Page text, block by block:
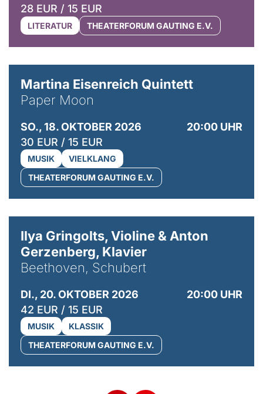
28 EUR / 15 EUR
LITERATUR THEATERFORUM GAUTING E.V.
Martina Eisenreich Quintett
Paper Moon
SO., 18. OKTOBER 2026
20:00 UHR
30 EUR / 15 EUR
MUSIK
VIELKLANG
THEATERFORUM GAUTING E.V.
Ilya Gringolts, Violine & Anton
Gerzenberg, Klavier
Beethoven, Schubert
DI., 20. OKTOBER 2026
20:00 UHR
42 EUR / 15 EUR
MUSIK
KLASSIK
THEATERFORUM GAUTING E.V.